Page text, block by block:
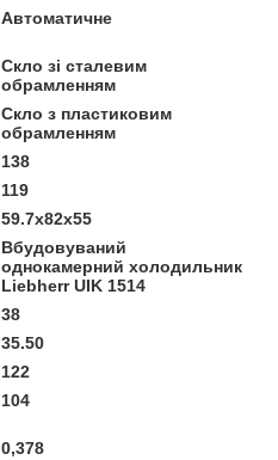
Автоматичне
Скло зі сталевим
обрамленням
Скло з пластиковим
обрамленням
138
119
59.7x82x55
Вбудовуваний
однокамерний холодильник
Liebherr UIK 1514
38
35.50
122
104
0,378